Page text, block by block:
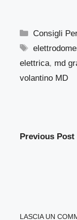
Categorie
Consigli
Tag
elettrica, md
volantino MD
Previous Post
LASCIA UN